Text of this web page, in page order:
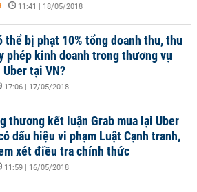
- 11:41 | 18/05/2018
thể bị phạt 10% tổng doanh thu, thu
phép kinh doanh trong thương vụ
Uber tại VN?
17:06 | 17/05/2018
thương kết luận Grab mua lại Uber
dấu hiệu vi phạm Luật Cạnh tranh,
xét điều tra chính thức
11:59 | 16/05/2018